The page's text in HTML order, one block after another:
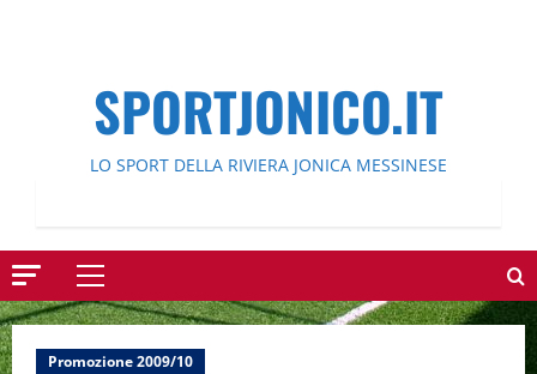
SPORTJONICO.IT
LO SPORT DELLA RIVIERA JONICA MESSINESE
Menu
principale
Promozione 2009/10